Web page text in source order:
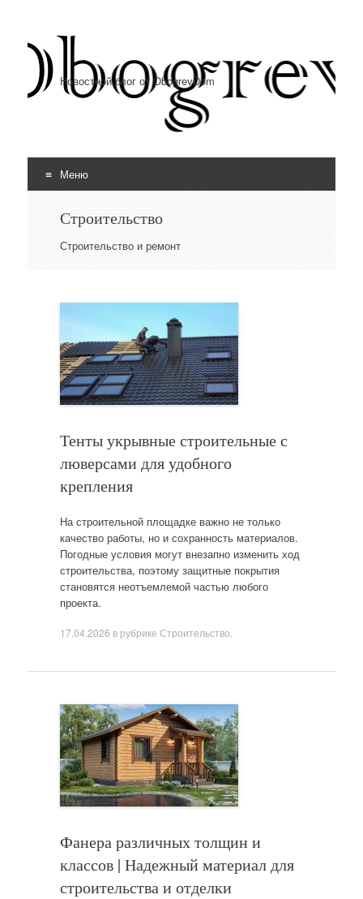
Новостной блог от ObogrevDom
Меню
Строительство
Строительство и ремонт
Тенты укрывные строительные с
люверсами для удобного
крепления
На строительной площадке важно не только
качество работы, но и сохранность материалов.
Погодные условия могут внезапно изменить ход
строительства, поэтому защитные покрытия
становятся неотъемлемой частью любого
проекта.
17.04.2026 в рубрике Строительство
Фанера различных толщин и
классов | Надежный материал для
строительства и отделки